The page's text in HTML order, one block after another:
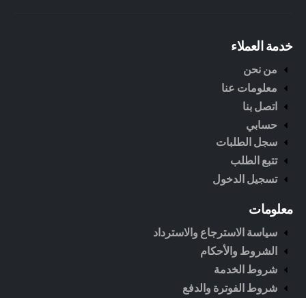
خدمة العملاء
من نحن
معلومات عنا
اتصل بنا
حسابي
سجل الطلبات
تتبع الطلب
تسجيل الدخول
معلومات
سياسة الاسترجاع والاسترداد
الشروط والأحكام
شروط الخدمة
شروط الفوترة والدفع